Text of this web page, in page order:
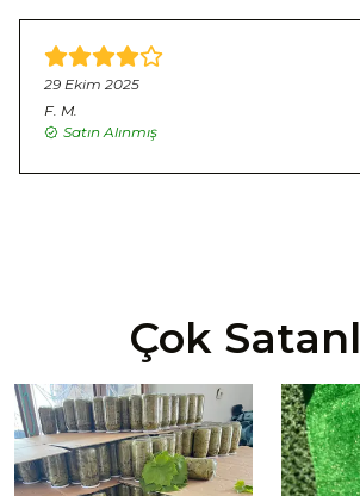
29 Ekim 2025
F. M.
Satın Alınmış
Çok